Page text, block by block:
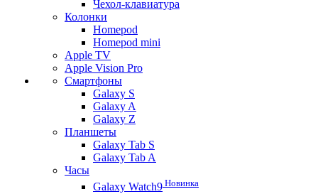
Чехол-клавиатура
Колонки
Homepod
Homepod mini
Apple TV
Apple Vision Pro
Смартфоны
Galaxy S
Galaxy A
Galaxy Z
Планшеты
Galaxy Tab S
Galaxy Tab A
Часы
Galaxy Watch9 Новинка